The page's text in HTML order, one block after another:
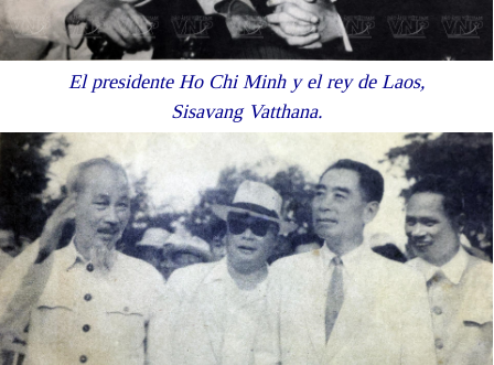
El presidente Ho Chi Minh y el rey de Laos,
Sisavang Vatthana.